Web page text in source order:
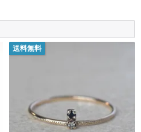
送料無料